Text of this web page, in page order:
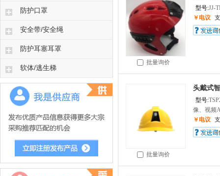
防护口罩
安全带/安全绳
防护耳塞耳罩
软体/逃生梯
批量询价
型号:JJ-
￥电议
批量询价
头戴式
型号:
像、视频
￥电议